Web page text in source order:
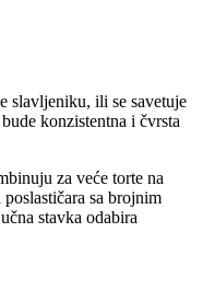
slavljeniku, ili se savetuje
konzistentna i čvrsta
za veće torte na
sa brojnim
stavka odabira